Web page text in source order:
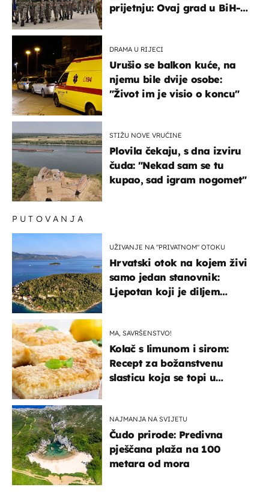
prijetnju: Ovaj grad u BiH-u
DRAMA U RIJECI
Urušio se balkon kuće, na
njemu bile dvije osobe:
"Život im je visio o koncu"
STIŽU NOVE VRUĆINE
Plovila čekaju, s dna izviru
čuda: "Nekad sam se tu
kupao, sad igram nogomet"
PUTOVANJA
UŽIVANJE NA "PRIVATNOM" OTOKU
Hrvatski otok na kojem živi
samo jedan stanovnik:
Ljepotan koji je diljem
MA, SAVRŠENSTVO!
Kolač s limunom i sirom:
Recept za božanstvenu
slasticu koja se topi u
NAJMANJA NA SVIJETU
Čudo prirode: Predivna
pješčana plaža na 100
metara od mora